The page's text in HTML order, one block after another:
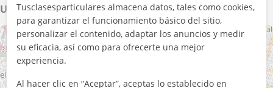
Ubicación de mis clases
+ −
Tusclasesparticulares almacena datos, tales como cookies,
para garantizar el funcionamiento básico del sitio,
personalizar el contenido, adaptar los anuncios y medir
su eficacia, así como para ofrecerte una mejor
experiencia.
Al hacer clic en “Aceptar”, aceptas lo establecido en